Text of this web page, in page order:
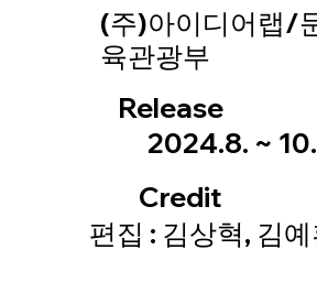
(주)아이디어랩/
육관광부
Release
2024.8. ~ 10.
Credit
편집 : 김상혁, 김예